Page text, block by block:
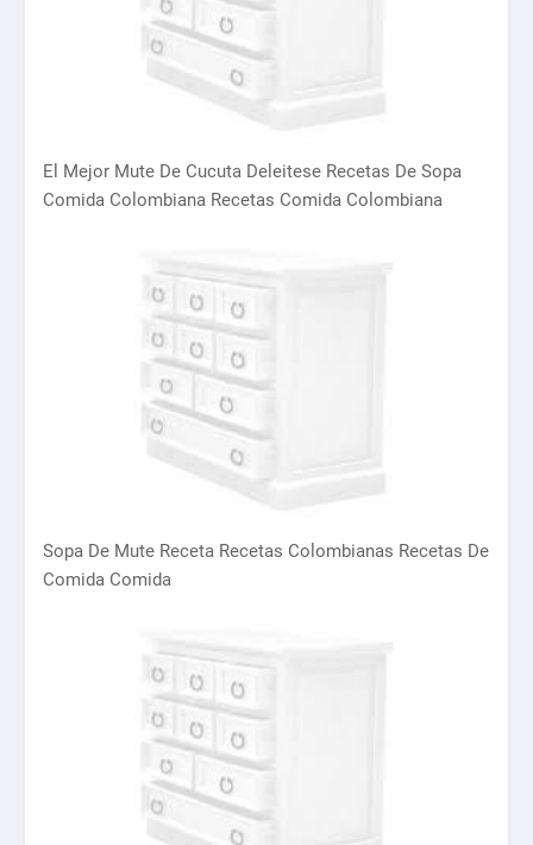
El Mejor Mute De Cucuta Deleitese Recetas De Sopa
Comida Colombiana Recetas Comida Colombiana
Sopa De Mute Receta Recetas Colombianas Recetas De
Comida Comida